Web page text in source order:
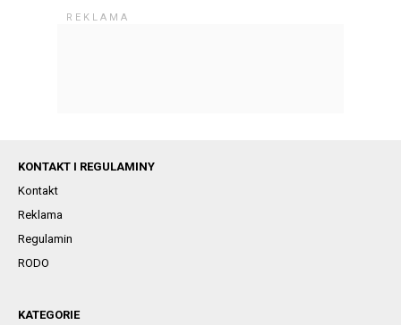
KONTAKT I REGULAMINY
Kontakt
Reklama
Regulamin
RODO
KATEGORIE